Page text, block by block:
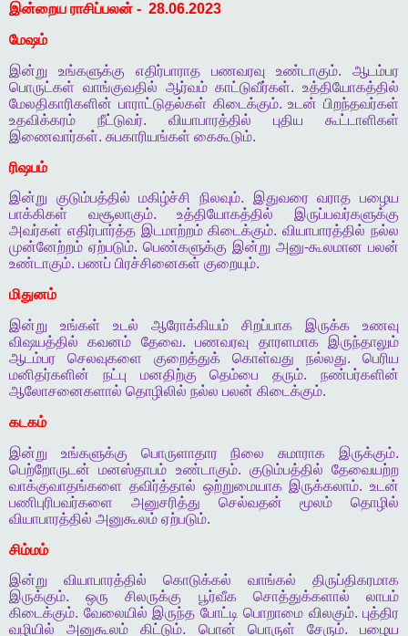
இன்றைய ராசிப்பலன் - 28.06.2023
மேஷம்
இன்று
உங்களுக்கு எதிர்பாராத பணவரவு உண்டாகும். ஆடம்பர
பொருட்கள் வாங்குவதில் ஆர்வம் காட்டுவீர்கள். உத்தியோகத்தில்
மேலதிகாரிகளின் பாராட்டுதல்கள் கிடைக்கும்.உடன் பிறந்தவர்கள்
உதவிக்கரம்
நீட்டுவர். வியாபாரத்தில் புதிய
கூட்டாளிகள்
இணைவார்கள். சுபகாரியங்கள் கைகூடும்.
ரிஷபம்
இன்று
குடும்பத்தில் மகிழ்ச்சி நிலவும். இதுவரை வராத பழைய
பாக்கிகள்
வசூலாகும்.உத்தியோகத்தில்
இருப்பவர்களுக்கு
அவர்கள் எதிர்பார்த்த இடமாற்றம் கிடைக்கும்.வியாபாரத்தில் நல்ல
முன்னேற்றம் ஏற்படும். பெண்களுக்கு இன்று அனு-கூலமான பலன்
உண்டாகும். பணப் பிரச்சினைகள் குறையும்.
மிதுனம்
இன்று
உங்கள் உடல் ஆரோக்கியம் சிறப்பாக இருக்க
உணவு
விஷயத்தில்
கவனம் தேவை.பணவரவு தாரளமாக
இருந்தாலும்
ஆடம்பர
செலவுகளை குறைத்துக் கொள்வது நல்லது. பெரிய
மனிதர்களின்
நட்பு மனதிற்கு தெம்பை தரும்.நண்பர்களின்
ஆலோசனைகளால் தொழிலில் நல்ல பலன் கிடைக்கும்.
கடகம்
இன்று
உங்களுக்கு பொருளாதார நிலை சுமாராக இருக்கும்.
பெற்றோருடன்
மனஸ்தாபம் உண்டாகும். குடும்பத்தில் தேவையற்ற
வாக்குவாதங்களை தவிர்த்தால் ஒற்றுமையாக இருக்கலாம். உடன்
பணிபுரிபவர்களை
அனுசரித்து செல்வதன் மூலம்
தொழில்
வியாபாரத்தில் அனுகூலம் ஏற்படும்.
சிம்மம்
இன்று
வியாபாரத்தில் கொடுக்கல் வாங்கல்
திருப்திகரமாக
இருக்கும்.ஒரு சிலருக்கு பூர்வீக சொத்துக்களால்
லாபம்
கிடைக்கும். வேலையில் இருந்த போட்டி பொறாமை விலகும். புத்திர
வழியில்
அனுகூலம் கிட்டும். பொன் பொருள் சேரும்.பழைய